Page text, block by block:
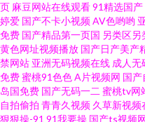
品久久久 亚洲无码高清卡一卡二
在线观看足交 啪在线视频 亚洲综
料福利导航 肏屄福利导航 四级
妹 亚洲天堂无码高清 亚洲最色网
页 麻豆网站在线观看91精选国产
婷爱 国产不卡小视频AV色哟哟
免费 国产精品第一页国 另类区另
黄色网址视频播放 国产日产美产
禁网站 亚洲无码视频在线 成人无
免费蜜桃91色色A片视频网 国产
岛国免费 国产无码一二 蜜桃tv网
自拍偷拍 青青久视频 久草新视频
狠狠操-91 91我要操 国产ts视频